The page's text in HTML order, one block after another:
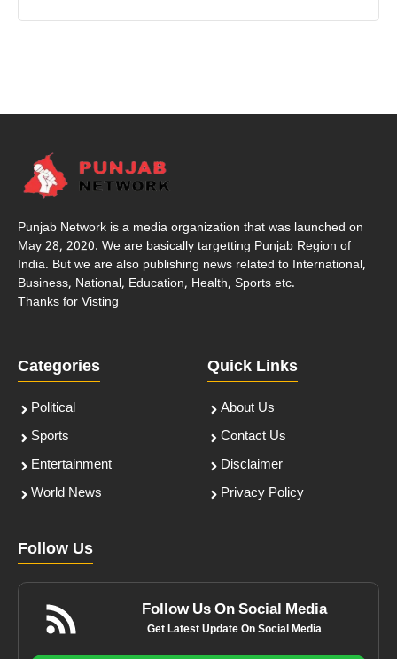
Punjab Network is a media organization that was launched on
May 28, 2020. We are basically targetting Punjab Region of
India. But we are also publishing news related to International,
Business, National, Education, Health, Sports etc.
Thanks for Visting
Categories
Political
Sports
Entertainment
World News
Quick Links
About Us
Contact Us
Disclaimer
Privacy Policy
Follow Us
Follow Us On Social Media
Get Latest Update On Social Media